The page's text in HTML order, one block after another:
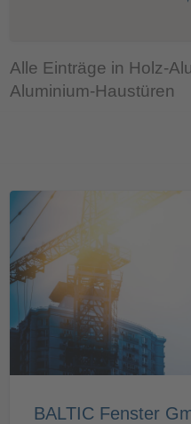
Alle Einträge in Holz-
Aluminium-Haustüren
BALTIC Fenster